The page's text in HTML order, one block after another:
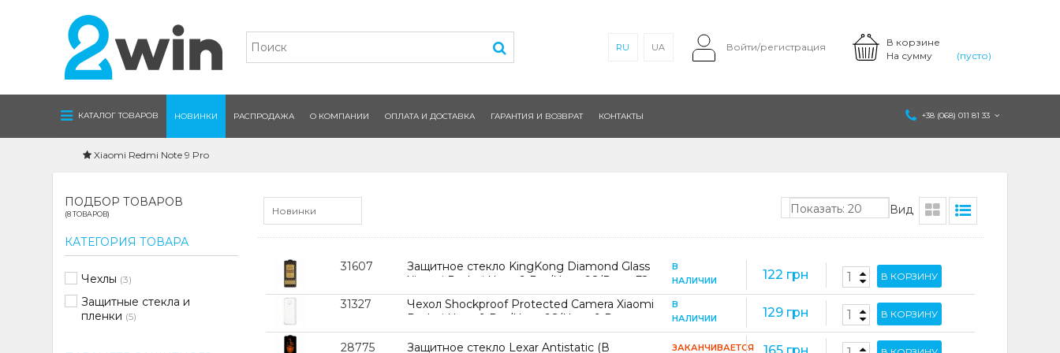
В корзине
На сумму
(пусто)
RU UA Войти/регистрация
КАТАЛОГ ТОВАРОВ НОВИНКИ РАСПРОДАЖА О КОМПАНИИ ОПЛАТА И ДОСТАВКА ГАРАНТИЯ И ВОЗВРАТ КОНТАКТЫ +38 (068) 011 81 33
Xiaomi Redmi Note 9 Pro
ПОДБОР ТОВАРОВ
(8 ТОВАРОВ)
КАТЕГОРИЯ ТОВАРА
Чехлы (3)
Защитные стекла и
пленки (5)
Вид
Новинки Показать: 20
31607
Защитное стекло KingKong Diamond Glass
Xiaomi Redmi Note 9 Pro/Note 9S/Poco F2
Pro/Poco M2 Pro/Poco X2
В
НАЛИЧИИ
122 грн В КОРЗИНУ
31327
Чехол Shockproof Protected Camera Xiaomi
Redmi Note 9 Pro/Note 9S/Note 9 Pro
Max/Poco M2 Pro Прозрачный
В
НАЛИЧИИ
129 грн В КОРЗИНУ
28775
Защитное стекло Lexar Antistatic (В
ЗАКАНЧИВАЕТСЯ